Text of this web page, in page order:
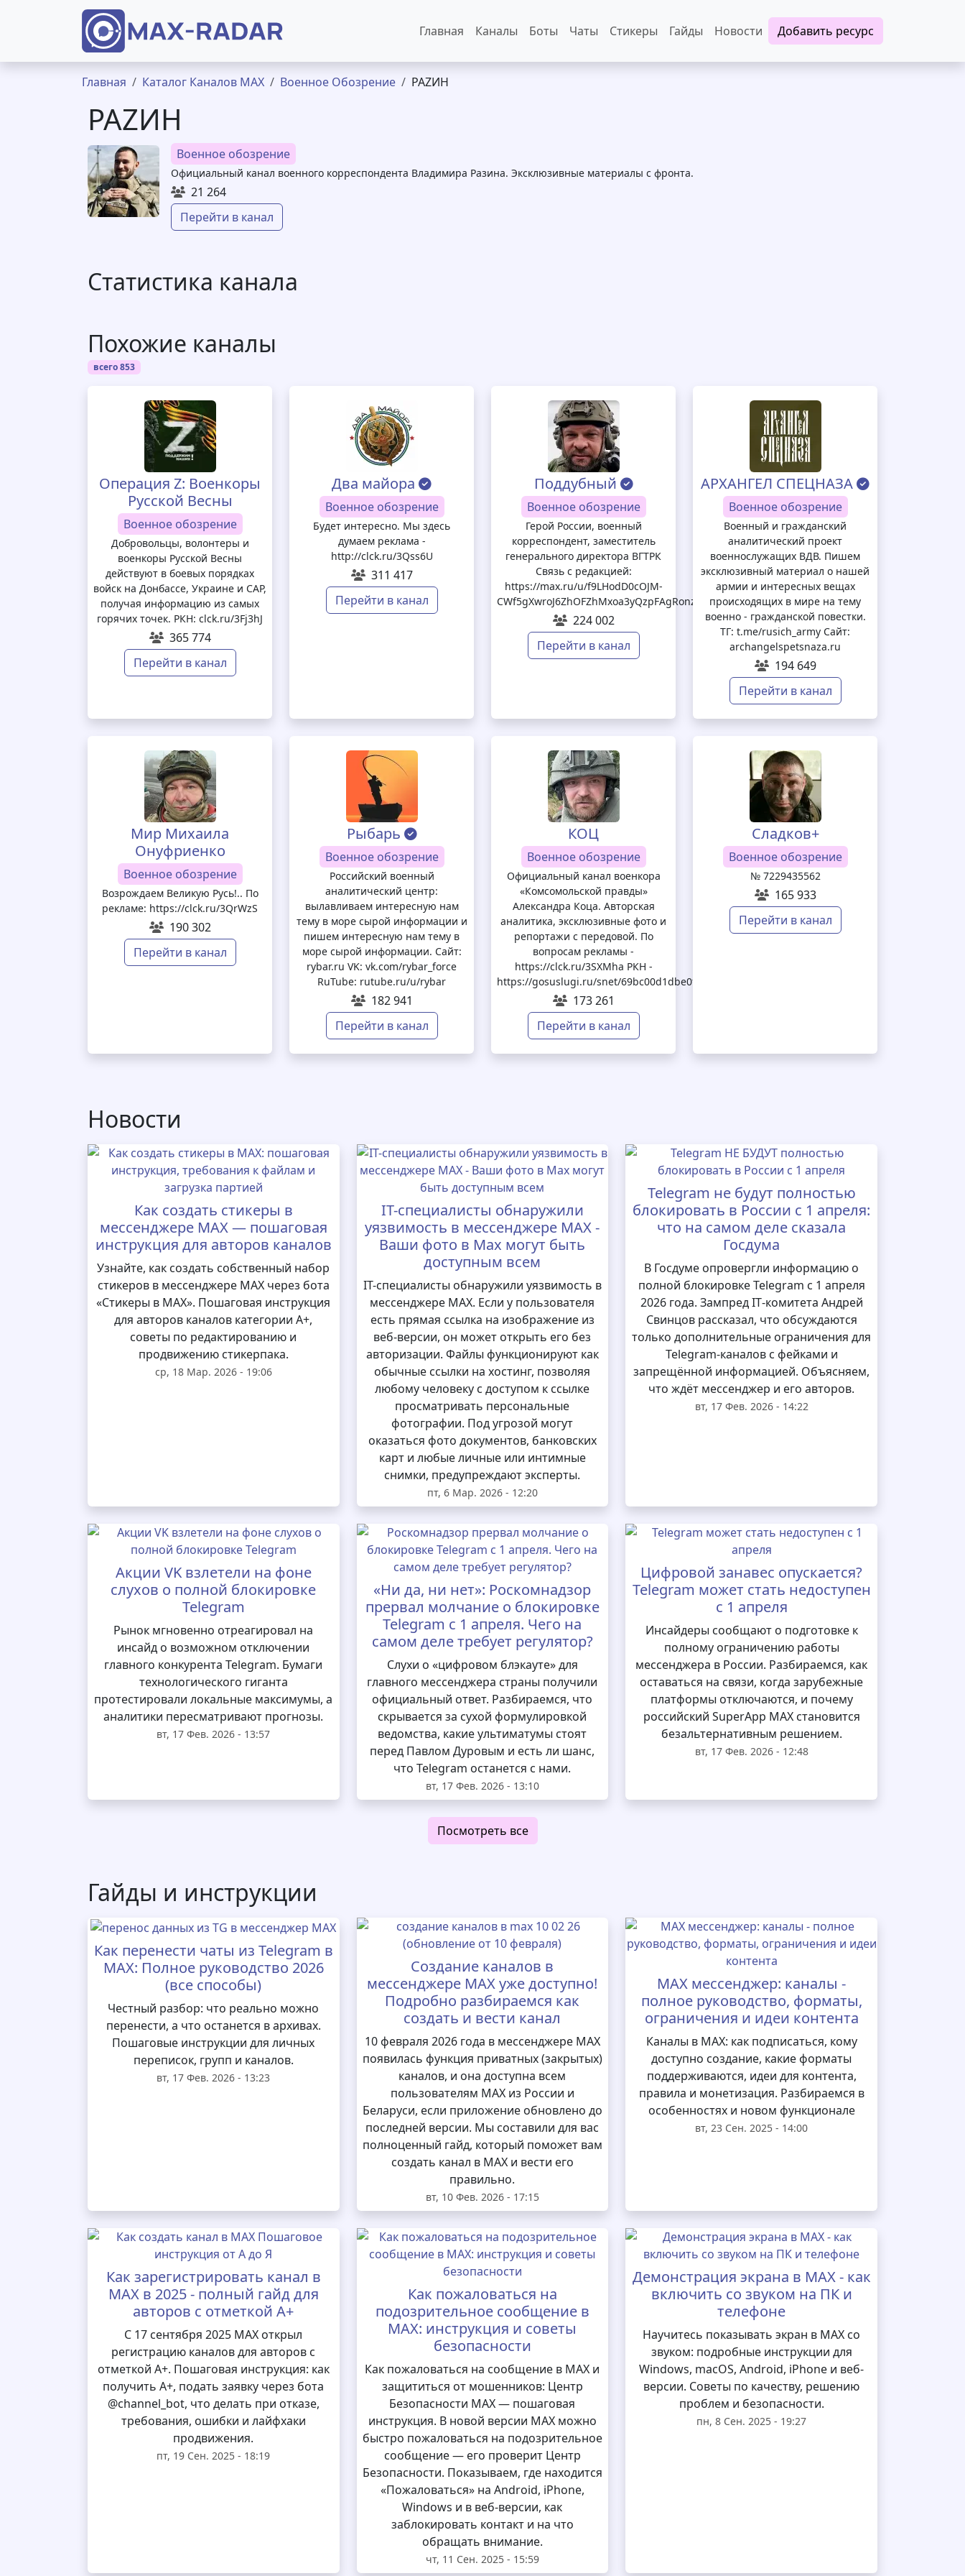
Перейти к основному содержанию
Основная навигация
Главная Каналы Боты Чаты Стикеры Гайды Новости Добавить ресурс
Строка навигации
Главная Каталог Каналов MAX Военное Обозрение РАZИН
РАZИН
Военное обозрение
Официальный канал военного корреспондента Владимира Разина. Эксклюзивные материалы с фронта.
21 264
Перейти в канал
Статистика канала
Похожие каналы
всего 853
Операция Z: Военкоры
Русской Весны
Военное обозрение
Добровольцы, волонтеры и
военкоры Русской Весны
действуют в боевых порядках
войск на Донбассе, Украине и САР,
получая информацию из самых
горячих точек. РКН: clck.ru/3Fj3hJ
365 774
Перейти в канал
Два майора
Военное обозрение
Будет интересно. Мы здесь
думаем реклама -
http://clck.ru/3Qss6U
311 417
Перейти в канал
Поддубный
Военное обозрение
Герой России, военный
корреспондент, заместитель
генерального директора ВГТРК
Связь с редакцией:
https://max.ru/u/f9LHodD0cOJM-
CWf5gXwroJ6ZhOFZhMxoa3yQzpFAgRonz9B4ueZpGYdRGg
224 002
Перейти в канал
АРХАНГЕЛ СПЕЦНАЗА
Военное обозрение
Военный и гражданский
аналитический проект
военнослужащих ВДВ. Пишем
эксклюзивный материал о нашей
армии и интересных вещах
происходящих в мире на тему
военно - гражданской повестки.
ТГ: t.me/rusich_army Сайт:
archangelspetsnaza.ru
194 649
Перейти в канал
Мир Михаила
Онуфриенко
Военное обозрение
Возрождаем Великую Русь!.. По
рекламе: https://clck.ru/3QrWzS
190 302
Перейти в канал
Рыбарь
Военное обозрение
Российский военный
аналитический центр:
вылавливаем интересную нам
тему в море сырой информации и
пишем интересную нам тему в
море сырой информации. Сайт:
rybar.ru VK: vk.com/rybar_force
RuTube: rutube.ru/u/rybar
182 941
Перейти в канал
КОЦ
Военное обозрение
Официальный канал военкора
«Комсомольской правды»
Александра Коца. Авторская
аналитика, эксклюзивные фото и
репортажи с передовой. По
вопросам рекламы -
https://clck.ru/3SXMha РКН -
https://gosuslugi.ru/snet/69bc00d1dbe0fdec98204625
173 261
Перейти в канал
Сладков+
Военное обозрение
№ 7229435562
165 933
Перейти в канал
Новости
Как создать стикеры в
мессенджере MAX — пошаговая
инструкция для авторов каналов
Узнайте, как создать собственный набор
стикеров в мессенджере MAX через бота
«Стикеры в MAX». Пошаговая инструкция
для авторов каналов категории А+,
советы по редактированию и
продвижению стикерпака.
ср, 18 Мар. 2026 - 19:06
IT-специалисты обнаружили
уязвимость в мессенджере MAX -
Ваши фото в Max могут быть
доступным всем
IT-специалисты обнаружили уязвимость в
мессенджере MAX. Если у пользователя
есть прямая ссылка на изображение из
веб-версии, он может открыть его без
авторизации. Файлы функционируют как
обычные ссылки на хостинг, позволяя
любому человеку с доступом к ссылке
просматривать персональные
фотографии. Под угрозой могут
оказаться фото документов, банковских
карт и любые личные или интимные
снимки, предупреждают эксперты.
пт, 6 Мар. 2026 - 12:20
Telegram не будут полностью
блокировать в России с 1 апреля:
что на самом деле сказала
Госдума
В Госдуме опровергли информацию о
полной блокировке Telegram с 1 апреля
2026 года. Зампред IT‑комитета Андрей
Свинцов рассказал, что обсуждаются
только дополнительные ограничения для
Telegram‑каналов с фейками и
запрещённой информацией. Объясняем,
что ждёт мессенджер и его авторов.
вт, 17 Фев. 2026 - 14:22
Акции VK взлетели на фоне
слухов о полной блокировке
Telegram
Рынок мгновенно отреагировал на
инсайд о возможном отключении
главного конкурента Telegram. Бумаги
технологического гиганта
протестировали локальные максимумы, а
аналитики пересматривают прогнозы.
вт, 17 Фев. 2026 - 13:57
«Ни да, ни нет»: Роскомнадзор
прервал молчание о блокировке
Telegram с 1 апреля. Чего на
самом деле требует регулятор?
Слухи о «цифровом блэкауте» для
главного мессенджера страны получили
официальный ответ. Разбираемся, что
скрывается за сухой формулировкой
ведомства, какие ультиматумы стоят
перед Павлом Дуровым и есть ли шанс,
что Telegram останется с нами.
вт, 17 Фев. 2026 - 13:10
Цифровой занавес опускается?
Telegram может стать недоступен
с 1 апреля
Инсайдеры сообщают о подготовке к
полному ограничению работы
мессенджера в России. Разбираемся, как
оставаться на связи, когда зарубежные
платформы отключаются, и почему
российский SuperApp MAX становится
безальтернативным решением.
вт, 17 Фев. 2026 - 12:48
Посмотреть все
Гайды и инструкции
Как перенести чаты из Telegram в
MAX: Полное руководство 2026
(все способы)
Честный разбор: что реально можно
перенести, а что останется в архивах.
Пошаговые инструкции для личных
переписок, групп и каналов.
вт, 17 Фев. 2026 - 13:23
Создание каналов в
мессенджере MAX уже доступно!
Подробно разбираемся как
создать и вести канал
10 февраля 2026 года в мессенджере MAX
появилась функция приватных (закрытых)
каналов, и она доступна всем
пользователям MAX из России и
Беларуси, если приложение обновлено до
последней версии. Мы составили для вас
полноценный гайд, который поможет вам
создать канал в MAX и вести его
правильно.
вт, 10 Фев. 2026 - 17:15
MAX мессенджер: каналы -
полное руководство, форматы,
ограничения и идеи контента
Каналы в MAX: как подписаться, кому
доступно создание, какие форматы
поддерживаются, идеи для контента,
правила и монетизация. Разбираемся в
особенностях и новом функционале
вт, 23 Сен. 2025 - 14:00
Как зарегистрировать канал в
MAX в 2025 - полный гайд для
авторов с отметкой А+
С 17 сентября 2025 MAX открыл
регистрацию каналов для авторов с
отметкой А+. Пошаговая инструкция: как
получить А+, подать заявку через бота
@channel_bot, что делать при отказе,
требования, ошибки и лайфхаки
продвижения.
пт, 19 Сен. 2025 - 18:19
Как пожаловаться на
подозрительное сообщение в
MAX: инструкция и советы
безопасности
Как пожаловаться на сообщение в MAX и
защититься от мошенников: Центр
Безопасности MAX — пошаговая
инструкция. В новой версии MAX можно
быстро пожаловаться на подозрительное
сообщение — его проверит Центр
Безопасности. Показываем, где находится
«Пожаловаться» на Android, iPhone,
Windows и в веб-версии, как
заблокировать контакт и на что
обращать внимание.
чт, 11 Сен. 2025 - 15:59
Демонстрация экрана в MAX - как
включить со звуком на ПК и
телефоне
Научитесь показывать экран в MAX со
звуком: подробные инструкции для
Windows, macOS, Android, iPhone и веб-
версии. Советы по качеству, решению
проблем и безопасности.
пн, 8 Сен. 2025 - 19:27